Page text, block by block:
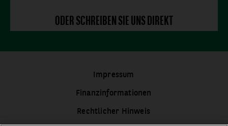
ODER SCHREIBEN SIE UNS DIREKT
VIELEN DANK
Impressum
Finanzinformationen
Rechtlicher Hinweis